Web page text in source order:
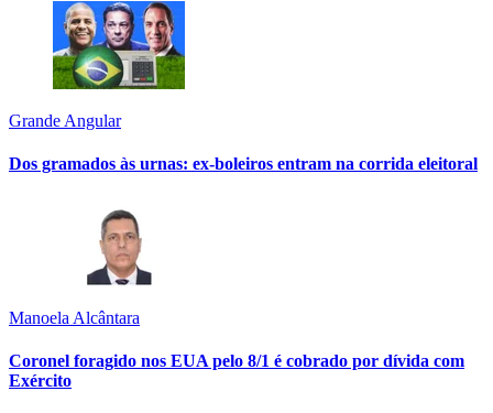
Grande Angular
Dos gramados às urnas: ex-boleiros entram na corrida eleitoral
Manoela Alcântara
Coronel foragido nos EUA pelo 8/1 é cobrado por dívida com
Exército